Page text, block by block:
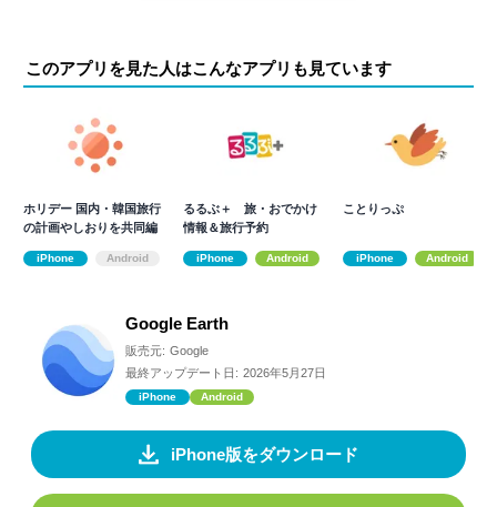
このアプリを見た人はこんなアプリも見ています
ホリデー 国内・韓国旅行
の計画やしおりを共同編
iPhone Android
るるぶ＋ 旅・おでかけ
情報＆旅行予約
iPhone Android
ことりっぷ
iPhone Android
Google Earth
販売元: Google
最終アップデート日: 2026年5月27日
iPhone Android
iPhone版をダウンロード